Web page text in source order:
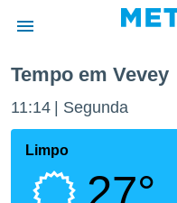
da
foi
Tempo em Vevey
11:14 Segunda
Limpo
27°